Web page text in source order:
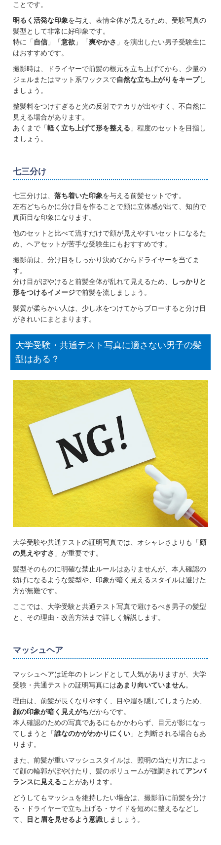
ことです。
明るく活発な印象を与え、表情全体が見えるため、受験写真の
髪型として非常に好印象です。
特に「 自信」「意欲」「爽やかさ 」を演出したい男子受験生に
はおすすめです。
撮影時は、ドライヤーで前髪の根元を立ち上げてから、少量の
ジェルまたはマット系ワックスで自然な立ち上がりをキープし
ましょう。
整髪料をつけすぎると光の反射でテカリが出やすく、不自然に
見える場合があります。
あくまで「軽く立ち上げて形を整える 」程度のセットを目指し
ましょう。
七三分け
七三分けは、 落ち着いた印象を与える前髪セットです。
左右どちらかに分け目を作ることで顔に立体感が出て、知的で
真面目な印象になります。
他のセットと比べて流すだけで顔が見えやすいセットになるた
め、ヘアセットが苦手な受験生にもおすすめです。
撮影前は、分け目をしっかり決めてからドライヤーを当てま
す。
分け目がぼやけると前髪全体が乱れて見えるため、
しっかりと
形をつけるイメージで前髪を流しましょう。
髪質が柔らかい人は、少し水をつけてからブローすると分け目
がきれいにまとまります。
大学受験・共通テスト写真に適さない男子の髪
型はある？
大学受験や共通テストの証明写真では、オシャレさよりも「顔
の見えやすさ 」が重要です。
髪型そのものに明確な禁止ルールはありませんが、本人確認の
妨げになるような髪型や、印象が暗く見えるスタイルは避けた
方が無難です。
ここでは、大学受験と共通テスト写真で避けるべき男子の髪型
と、その理由・改善方法まで詳しく解説します。
マッシュヘア
マッシュヘアは近年のトレンドとして人気がありますが、大学
受験・共通テストの証明写真にはあまり向いていません。
理由は、前髪が長くなりやすく、目や眉を隠してしまうため、
顔の印象が暗く見えがちだからです。
本人確認のための写真であるにもかかわらず、目元が影になっ
てしまうと「誰なのかがわかりにくい」と判断される場合もあ
ります。
また、前髪が重いマッシュスタイルは、照明の当たり方によっ
て顔の輪郭がぼやけたり、髪のボリュームが強調されてアンバ
ランスに見えることがあります。
どうしてもマッシュを維持したい場合は、撮影前に前髪を分け
る・ドライヤーで立ち上げる・サイドを短めに整えるなどし
て、
目と眉を見せるよう意識しましょう。